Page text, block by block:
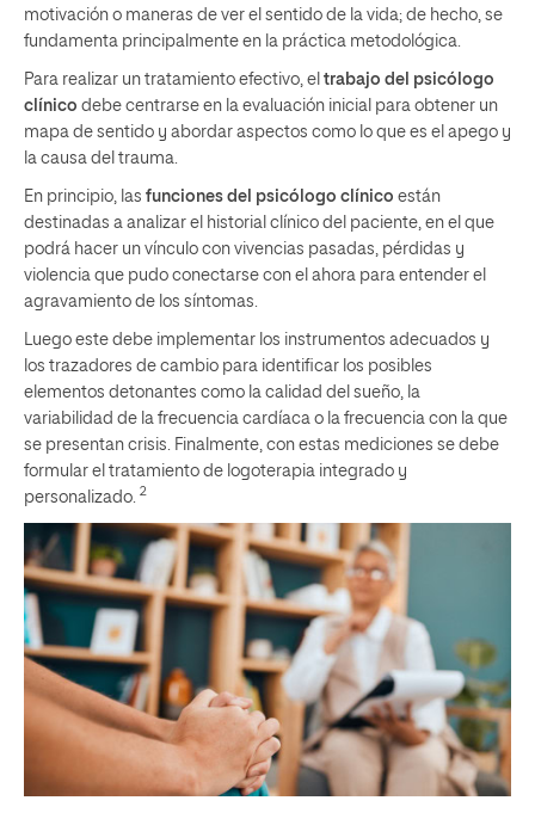
motivación o maneras de ver el sentido de la vida; de hecho, se
fundamenta principalmente en la práctica metodológica.
Para realizar un tratamiento efectivo, el trabajo del psicólogo
clínico debe centrarse en la evaluación inicial para obtener un
mapa de sentido y abordar aspectos como lo que es el apego y
la causa del trauma.
En principio, las funciones del psicólogo clínico están
destinadas a analizar el historial clínico del paciente, en el que
podrá hacer un vínculo con vivencias pasadas, pérdidas y
violencia que pudo conectarse con el ahora para entender el
agravamiento de los síntomas.
Luego este debe implementar los instrumentos adecuados y
los trazadores de cambio para identificar los posibles
elementos detonantes como la calidad del sueño, la
variabilidad de la frecuencia cardíaca o la frecuencia con la que
se presentan crisis. Finalmente, con estas mediciones se debe
formular el tratamiento de logoterapia integrado y
personalizado. 2